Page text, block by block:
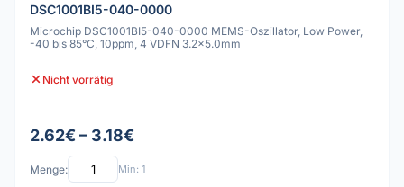
DSC1001BI5-040-0000
Microchip DSC1001BI5-040-0000 MEMS-Oszillator, Low Power,
-40 bis 85°C, 10ppm, 4 VDFN 3.2x5.0mm
Nicht vorrätig
2.62€ – 3.18€
Menge: Min: 1